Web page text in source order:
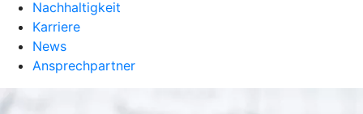
Nachhaltigkeit
Karriere
News
Ansprechpartner